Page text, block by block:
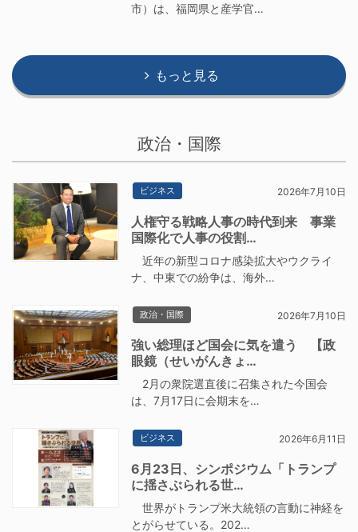
市）は、福岡県と産学官…
もっと見る
政治・国際
ビジネス 2026年7月10日
人権守る戦略人事の時代到来 事業
国際化で人事の役割…
近年の新型コロナ感染拡大やウクライ
ナ、中東での紛争は、海外…
政治・国際 2026年7月10日
強い総理ほど国会に気を遣う 【政
眼鏡（せいがんきょ…
2月の衆院選直後に召集された今国会
は、7月17日に会期末を…
ビジネス 2026年6月11日
6月23日、シンポジウム「トランプ
に揺さぶられる世…
世界がトランプ米大統領の言動に神経を
とがらせている。202…